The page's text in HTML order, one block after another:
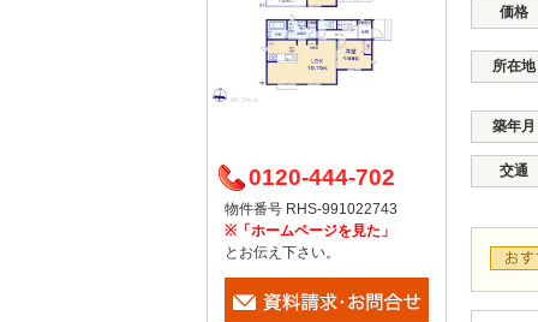
価格
所在地
築年月
交通
0120-444-702
物件番号 RHS-991022743
※「ホームページを見た」
とお伝え下さい。